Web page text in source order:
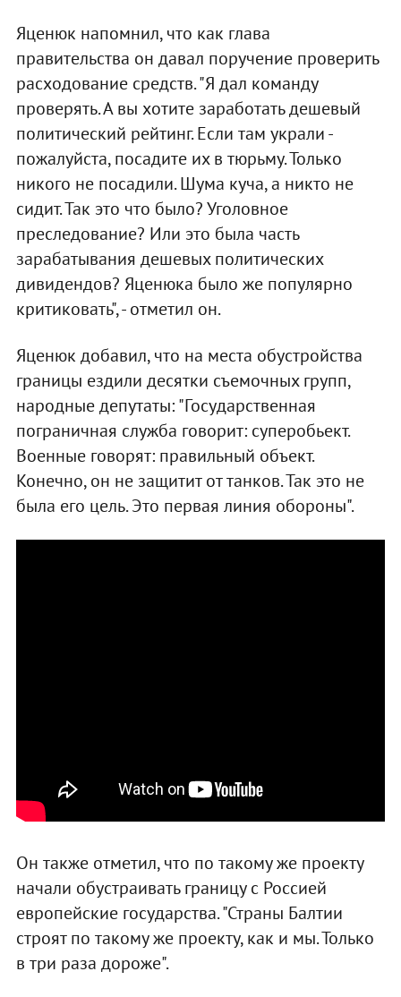
Яценюк напомнил, что как глава
правительства он давал поручение проверить
расходование средств. "Я дал команду
проверять. А вы хотите заработать дешевый
политический рейтинг. Если там украли -
пожалуйста, посадите их в тюрьму. Только
никого не посадили. Шума куча, а никто не
сидит. Так это что было? Уголовное
преследование? Или это была часть
зарабатывания дешевых политических
дивидендов? Яценюка было же популярно
критиковать", - отметил он.
Яценюк добавил, что на места обустройства
границы ездили десятки съемочных групп,
народные депутаты: "Государственная
пограничная служба говорит: суперобьект.
Военные говорят: правильный объект.
Конечно, он не защитит от танков. Так это не
была его цель. Это первая линия обороны".
Он также отметил, что по такому же проекту
начали обустраивать границу с Россией
европейские государства. "Страны Балтии
строят по такому же проекту, как и мы. Только
в три раза дороже".